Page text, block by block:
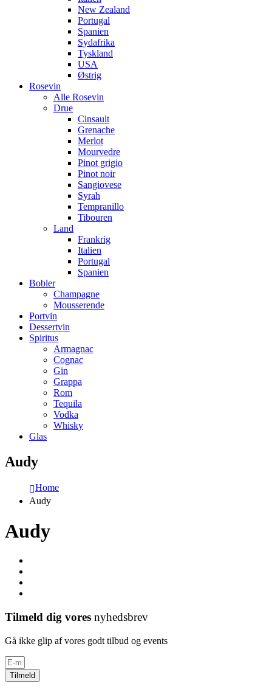
New Zealand
Portugal
Spanien
Sydafrika
Tyskland
USA
Østrig
Rosevin
Alle Rosevin
Drue
Cinsault
Grenache
Merlot
Mourvedre
Pinot grigio
Pinot noir
Sangiovese
Syrah
Tempranillo
Tibouren
Land
Frankrig
Italien
Portugal
Spanien
Bobler
Champagne
Mousserende
Portvin
Dessertvin
Spiritus
Armagnac
Cognac
Gin
Grappa
Rom
Tequila
Vodka
Whisky
Glas
Audy
Home
Audy
Audy
Tilmeld dig vores nyhedsbrev
Gå ikke glip af vores godt tilbud og events
Tilmeld